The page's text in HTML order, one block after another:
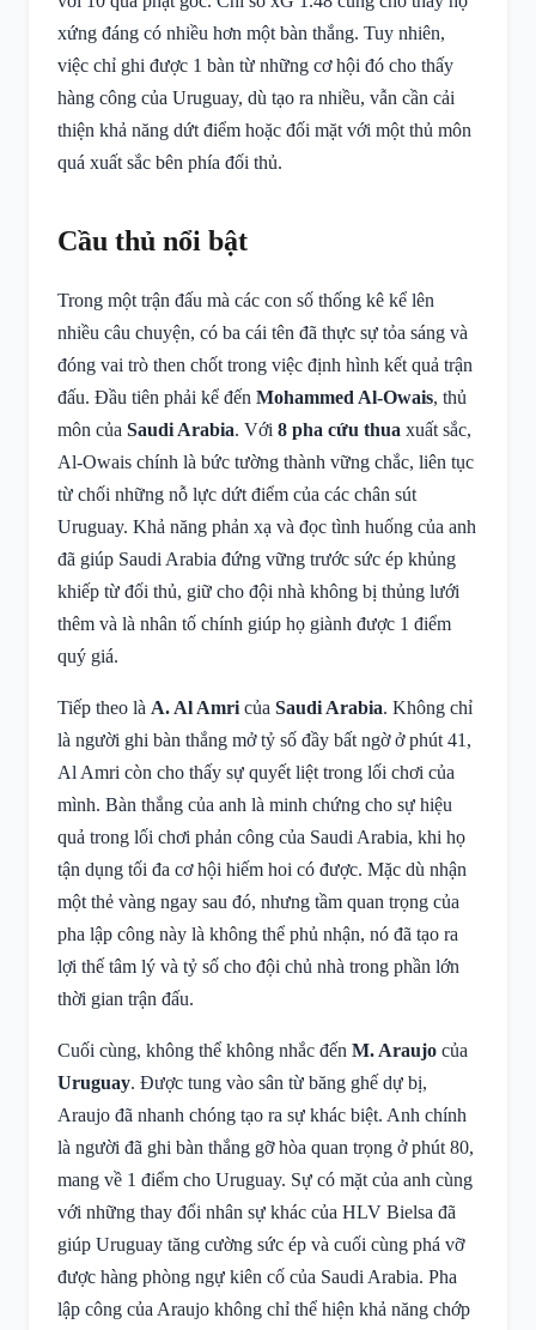
xứng đáng có nhiều hơn một bàn thắng. Tuy nhiên,
việc chỉ ghi được 1 bàn từ những cơ hội đó cho thấy
hàng công của Uruguay, dù tạo ra nhiều, vẫn cần cải
thiện khả năng dứt điểm hoặc đối mặt với một thủ môn
quá xuất sắc bên phía đối thủ.
Cầu thủ nổi bật
Trong một trận đấu mà các con số thống kê kể lên
nhiều câu chuyện, có ba cái tên đã thực sự tỏa sáng và
đóng vai trò then chốt trong việc định hình kết quả trận
đấu. Đầu tiên phải kể đến Mohammed Al-Owais, thủ
môn của Saudi Arabia. Với 8 pha cứu thua xuất sắc,
Al-Owais chính là bức tường thành vững chắc, liên tục
từ chối những nỗ lực dứt điểm của các chân sút
Uruguay. Khả năng phản xạ và đọc tình huống của anh
đã giúp Saudi Arabia đứng vững trước sức ép khủng
khiếp từ đối thủ, giữ cho đội nhà không bị thủng lưới
thêm và là nhân tố chính giúp họ giành được 1 điểm
quý giá.
Tiếp theo là A. Al Amri của Saudi Arabia. Không chỉ
là người ghi bàn thắng mở tỷ số đầy bất ngờ ở phút 41,
Al Amri còn cho thấy sự quyết liệt trong lối chơi của
mình. Bàn thắng của anh là minh chứng cho sự hiệu
quả trong lối chơi phản công của Saudi Arabia, khi họ
tận dụng tối đa cơ hội hiếm hoi có được. Mặc dù nhận
một thẻ vàng ngay sau đó, nhưng tầm quan trọng của
pha lập công này là không thể phủ nhận, nó đã tạo ra
lợi thế tâm lý và tỷ số cho đội chủ nhà trong phần lớn
thời gian trận đấu.
Cuối cùng, không thể không nhắc đến M. Araujo của
Uruguay. Được tung vào sân từ băng ghế dự bị,
Araujo đã nhanh chóng tạo ra sự khác biệt. Anh chính
là người đã ghi bàn thắng gỡ hòa quan trọng ở phút 80,
mang về 1 điểm cho Uruguay. Sự có mặt của anh cùng
với những thay đổi nhân sự khác của HLV Bielsa đã
giúp Uruguay tăng cường sức ép và cuối cùng phá vỡ
được hàng phòng ngự kiên cố của Saudi Arabia. Pha
lập công của Araujo không chỉ thể hiện khả năng chớp